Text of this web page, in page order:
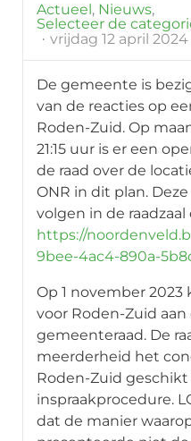
Actueel Nieuws
Selecteer de
vrijdag 12 april 2024
De gemeente is
van de reacties op
Roden-Zuid. Op
21:15 uur is er een
de raad over de
ONR in dit plan.
volgen in de
https://
9bee-4ac4-890a-
Op 1 november
voor Roden-Zuid
gemeenteraad. De
meerderheid het
Roden-Zuid geschikt
inspraakprocedure.
dat de manier